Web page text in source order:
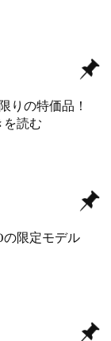
りの特価品！
読む
の限定モデル